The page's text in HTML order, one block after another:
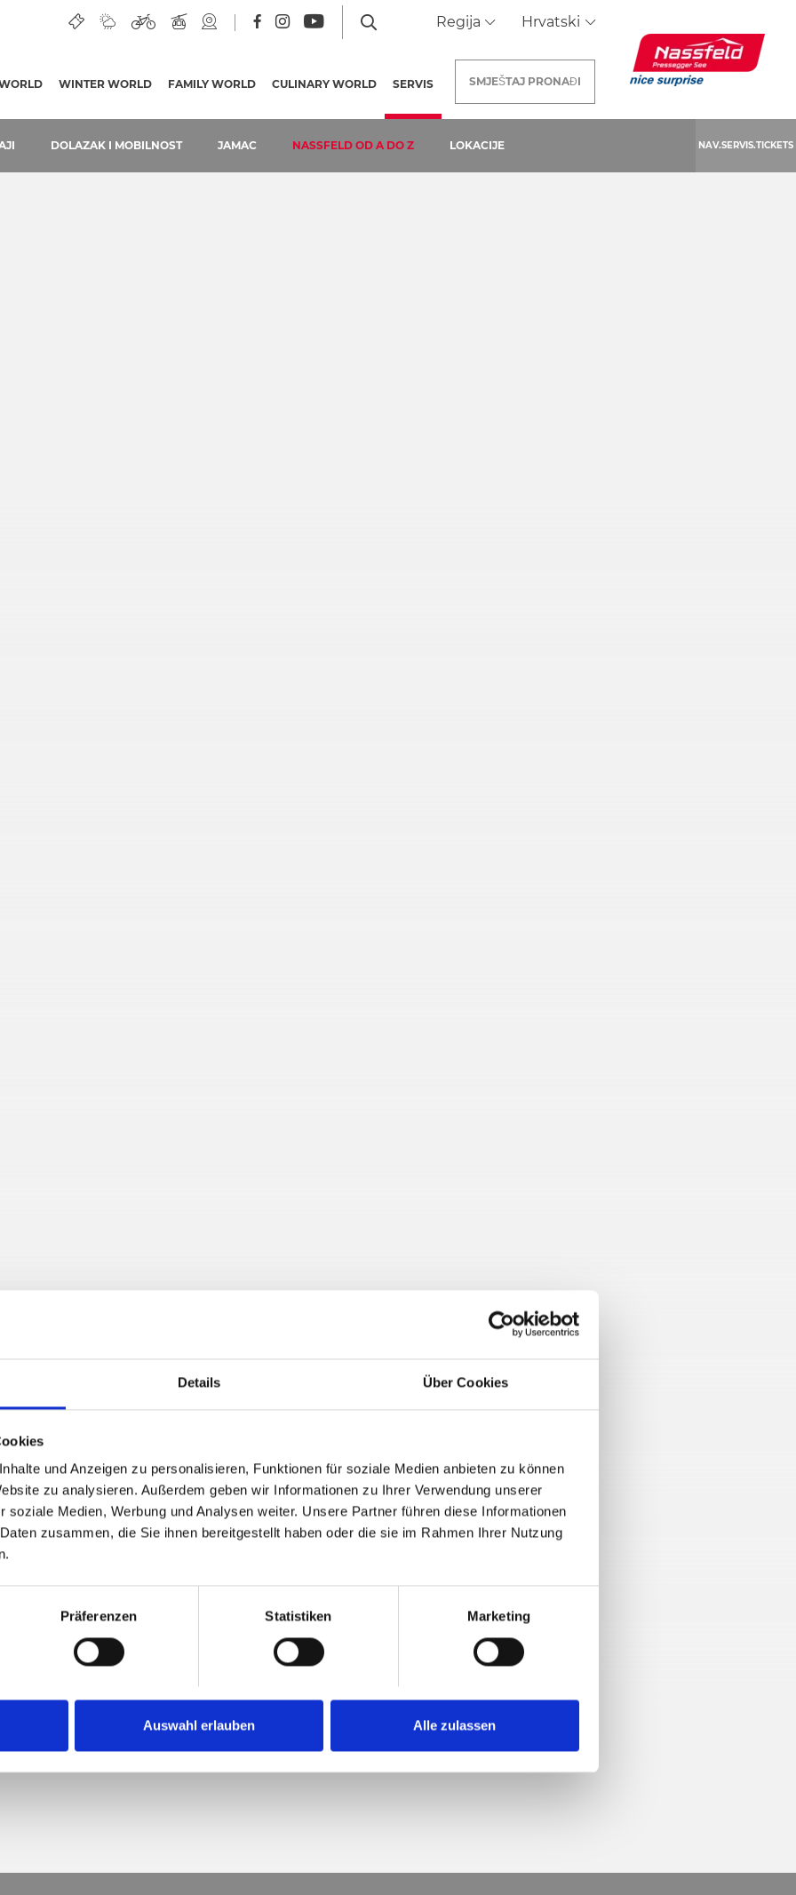
Details Über Cookies
und Anzeigen zu personalisieren, Funktionen für soziale Medien anbieten zu können
zu analysieren. Außerdem geben wir Informationen zu Ihrer Verwendung unserer
soziale Medien, Werbung und Analysen weiter. Unsere Partner führen diese Informationen
zusammen, die Sie ihnen bereitgestellt haben oder die sie im Rahmen Ihrer Nutzung
Präferenzen Statistiken Marketing
Auswahl erlauben Alle zulassen
Regija Hrvatski
WINTER WORLD FAMILY WORLD CULINARY WORLD SERVIS (TRENUTNA STRANICA)
DOLAZAK I MOBILNOST JAMAC NASSFELD OD A DO Z LOKACIJE NAV.SERVIS.TICKETS
SMJEŠTAJ PRONAĐI